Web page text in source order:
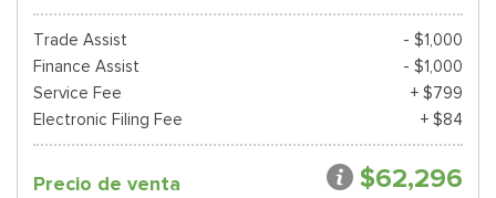
Trade Assist
- $1,000
Finance Assist
- $1,000
Service Fee
+ $799
Electronic Filing Fee
+ $84
Precio de venta $62,296